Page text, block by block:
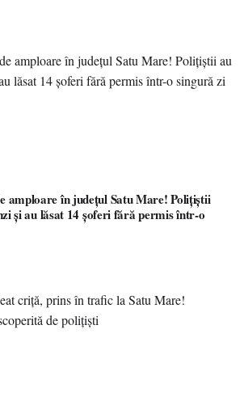
amploare în județul Satu Mare! Polițiștii
și au lăsat 14 șoferi fără permis într-o